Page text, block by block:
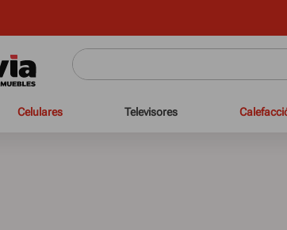
Celulares Televisores